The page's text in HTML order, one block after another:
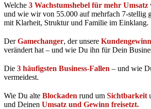
Welche 3 Wachstumshebel für mehr Umsatz
und wie wir von 55.000 auf mehrfach 7-stellig
mit Klarheit, Struktur und Familie im Einklang.
DerGamechanger, der unsere
verändert hat – und wie Du ihn für Dein
Die 3 häufigsten Business-Fallen – und wie
vermeidest.
Wie Du alte Blockaden rund um Sichtbarkeit
und Deinen Umsatz und Gewinn freisetzt.